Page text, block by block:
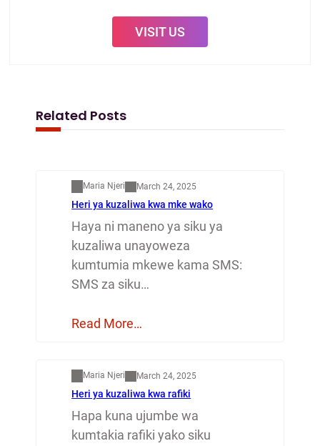
VISIT US
Related Posts
Maria Njeri March 24, 2025
Heri ya kuzaliwa kwa mke wako
Haya ni maneno ya siku ya
kuzaliwa unayoweza
kumtumia mkewe kama SMS:
SMS za siku…
Read More…
Maria Njeri March 24, 2025
Heri ya kuzaliwa kwa rafiki
Hapa kuna ujumbe wa
kumtakia rafiki yako siku